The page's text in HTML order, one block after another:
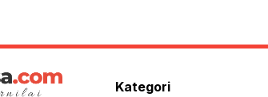
Kategori